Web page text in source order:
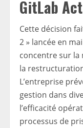
GitLab
Cette décision
2 » lancée en
concentre sur la
la
L’entreprise
gestion dans
l’efficacité
processus de